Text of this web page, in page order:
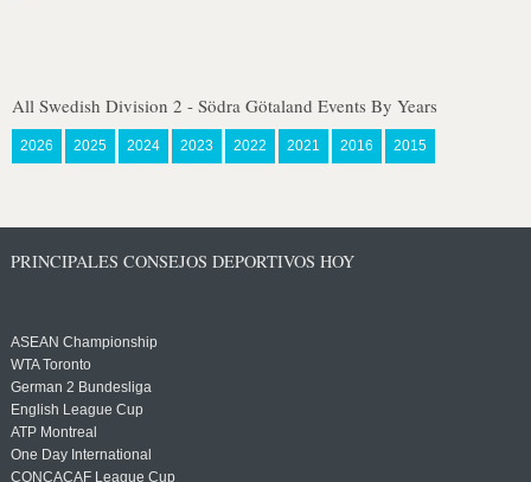
All Swedish Division 2 - Södra Götaland Events By Years
2026 2025 2024 2023 2022 2021 2016 2015
PRINCIPALES CONSEJOS DEPORTIVOS HOY
ASEAN Championship
WTA Toronto
German 2 Bundesliga
English League Cup
ATP Montreal
One Day International
CONCACAF League Cup